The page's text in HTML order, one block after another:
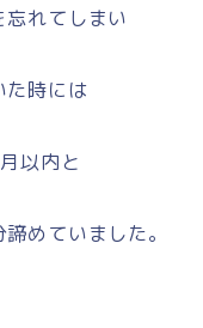
忘れてしまい
た時には
以内と
めていました。